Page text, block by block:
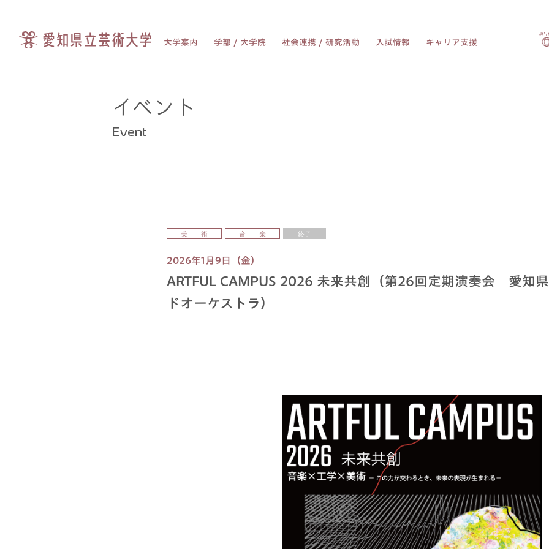
大学案内 学部 / 大学院 社会連携 / 研究活動 入試情報 キャリア支援
イベント
Event
美 術 音 楽 終了
2026年1月9日（金）
ARTFUL CAMPUS 2026 未来共創（第26回定期演奏会 愛知
ドオーケストラ）